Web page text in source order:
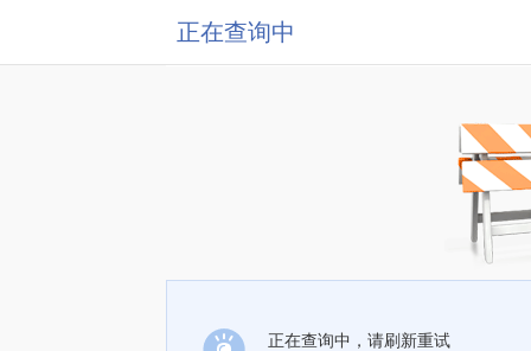
正在查询中
正在查询中，请刷新重试